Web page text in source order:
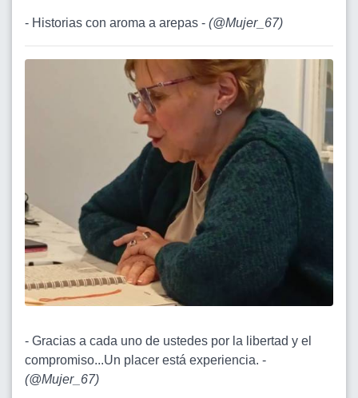
- Historias con aroma a arepas - (@Mujer_67)
- Gracias a cada uno de ustedes por la libertad y el
compromiso...Un placer está experiencia. -
(@Mujer_67)